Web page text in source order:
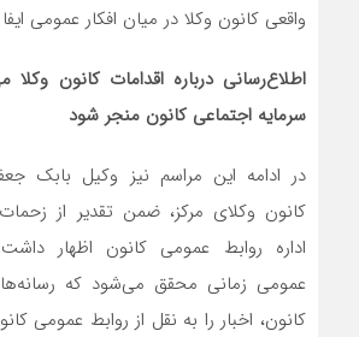
واقعی کانون وکلا در میان افکار عمومی
اطلاع‌رسانی درباره اقدامات کانون وکلا
سرمایه اجتماعی کانون منجر شود
در ادامه این مراسم نیز وکیل بابک
کانون وکلای مرکز، ضمن تقدیر از
اداره روابط عمومی کانون اظهار
عمومی زمانی محقق می‌شود که
کانون، اخبار را به نقل از روابط عمومی